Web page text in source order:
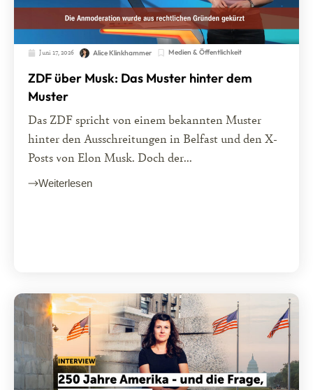
Juni 17, 2026 Alice Klinkhammer Medien & Öffentlichkeit
ZDF über Musk: Das Muster hinter dem
Muster
Das ZDF spricht von einem bekannten Muster
hinter den Ausschreitungen in Belfast und den X-
Posts von Elon Musk. Doch der...
Weiterlesen